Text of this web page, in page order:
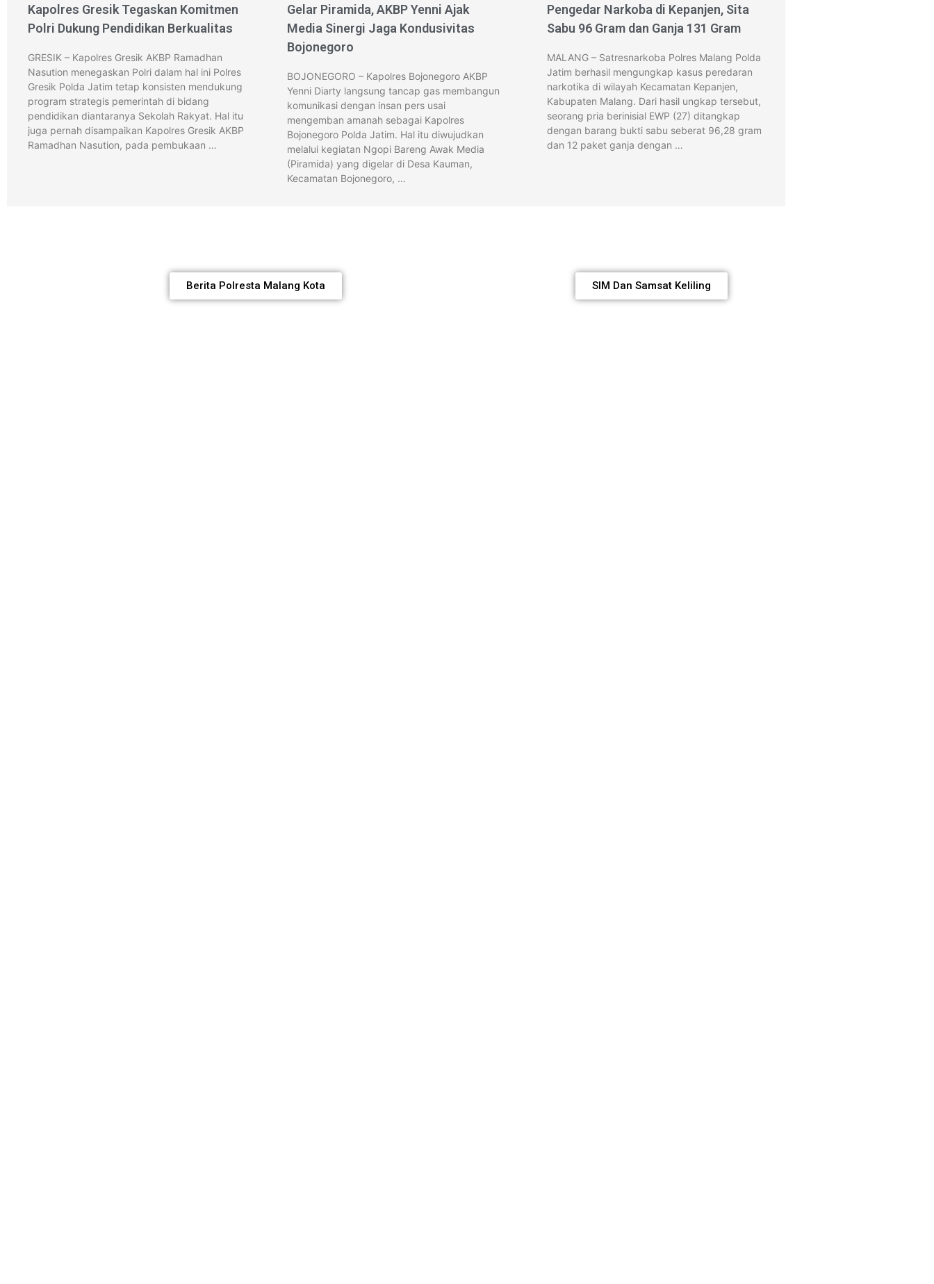
Kapolres Gresik Tegaskan Komitmen
Polri Dukung Pendidikan Berkualitas
GRESIK – Kapolres Gresik AKBP Ramadhan
Nasution menegaskan Polri dalam hal ini Polres
Gresik Polda Jatim tetap konsisten mendukung
program strategis pemerintah di bidang
pendidikan diantaranya Sekolah Rakyat. Hal itu
juga pernah disampaikan Kapolres Gresik AKBP
Ramadhan Nasution, pada pembukaan …
Gelar Piramida, AKBP Yenni Ajak
Media Sinergi Jaga Kondusivitas
Bojonegoro
BOJONEGORO – Kapolres Bojonegoro AKBP
Yenni Diarty langsung tancap gas membangun
komunikasi dengan insan pers usai
mengemban amanah sebagai Kapolres
Bojonegoro Polda Jatim. Hal itu diwujudkan
melalui kegiatan Ngopi Bareng Awak Media
(Piramida) yang digelar di Desa Kauman,
Kecamatan Bojonegoro, …
Pengedar Narkoba di Kepanjen, Sita
Sabu 96 Gram dan Ganja 131 Gram
MALANG – Satresnarkoba Polres Malang Polda
Jatim berhasil mengungkap kasus peredaran
narkotika di wilayah Kecamatan Kepanjen,
Kabupaten Malang. Dari hasil ungkap tersebut,
seorang pria berinisial EWP (27) ditangkap
dengan barang bukti sabu seberat 96,28 gram
dan 12 paket ganja dengan …
Berita Polresta Malang Kota SIM Dan Samsat Keliling